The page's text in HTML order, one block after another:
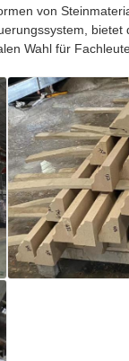
von
Wahl für